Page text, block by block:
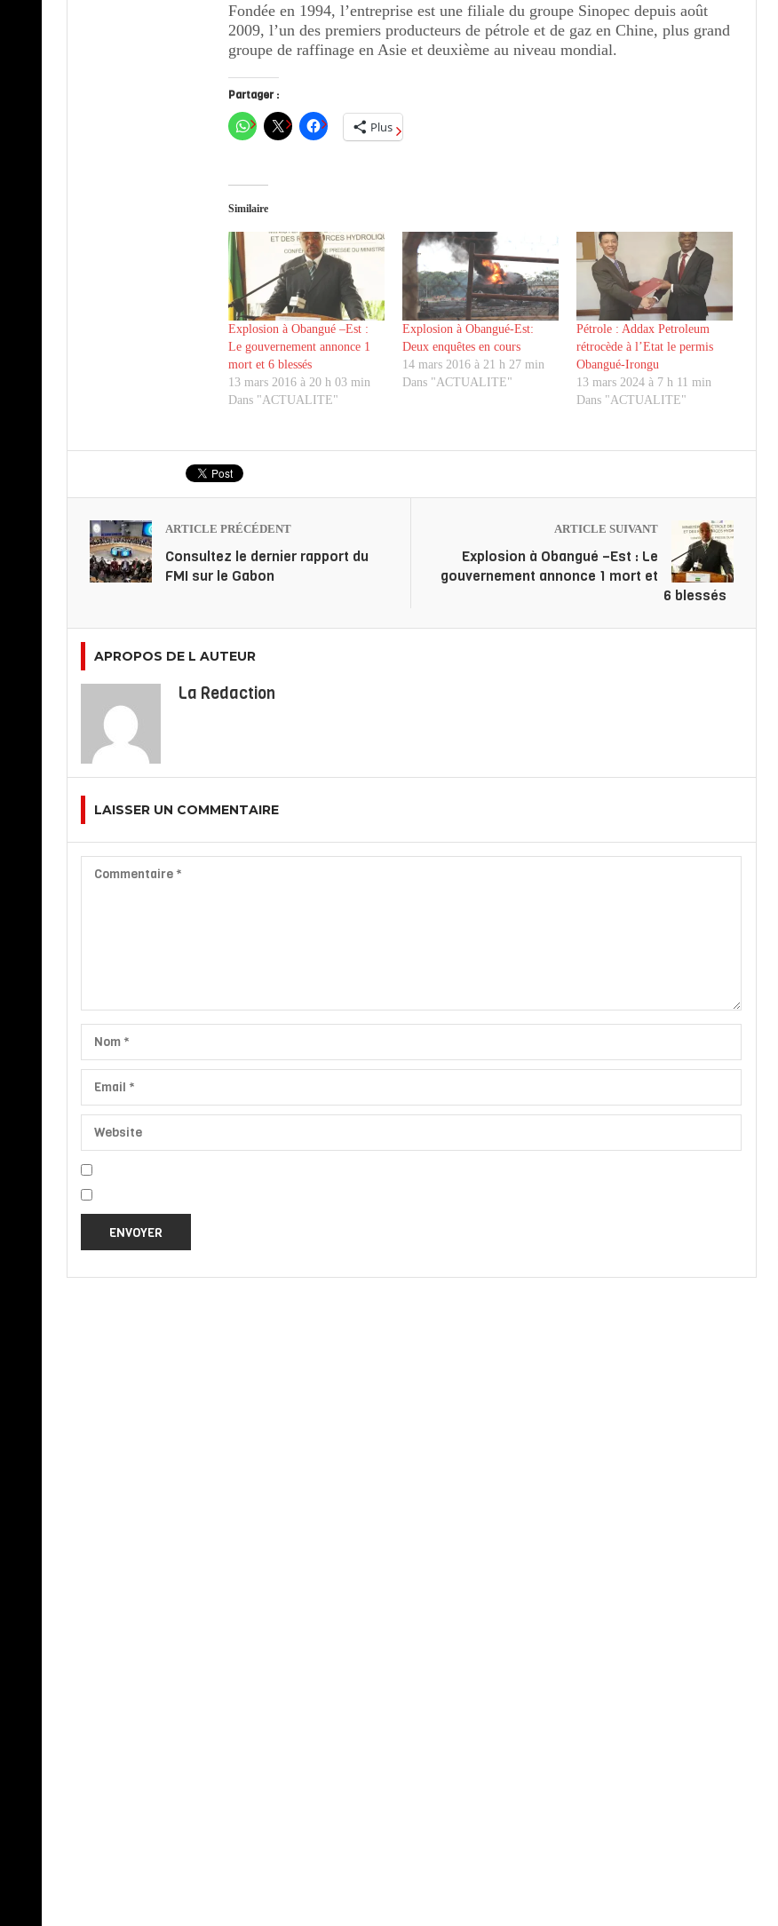
Fondée en 1994, l’entreprise est une filiale du groupe Sinopec depuis août
2009, l’un des premiers producteurs de pétrole et de gaz en Chine, plus grand
groupe de raffinage en Asie et deuxième au niveau mondial.
Partager :
Plus
Similaire
Explosion à Obangué –Est :
Le gouvernement annonce 1
mort et 6 blessés
13 mars 2016 à 20 h 03 min
Dans "ACTUALITE"
Explosion à Obangué-Est:
Deux enquêtes en cours
14 mars 2016 à 21 h 27 min
Dans "ACTUALITE"
Pétrole : Addax Petroleum
rétrocède à l’Etat le permis
Obangué-Irongu
13 mars 2024 à 7 h 11 min
Dans "ACTUALITE"
ARTICLE PRÉCÉDENT
Consultez le dernier rapport du
FMI sur le Gabon
ARTICLE SUIVANT
Explosion à Obangué –Est : Le
gouvernement annonce 1 mort et
6 blessés
APROPOS DE L AUTEUR
La Redaction
LAISSER UN COMMENTAIRE